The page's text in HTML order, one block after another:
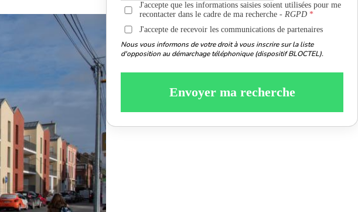
J'accepte que les informations saisies soient utilisées pour me
recontacter dans le cadre de ma recherche -RGPD
J'accepte de recevoir les communications de partenaires
Nous vous informons de votre droit à vous inscrire sur la liste
d'opposition au démarchage téléphonique (dispositif BLOCTEL).
Envoyer ma recherche